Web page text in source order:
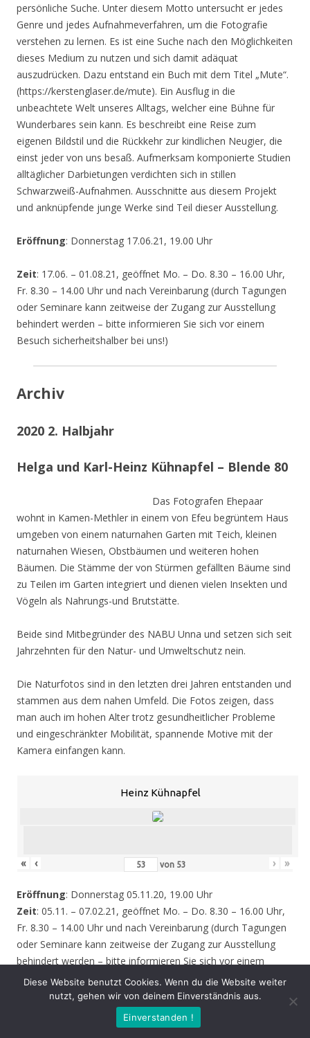
persönliche Suche. Unter diesem Motto untersucht er jedes
Genre und jedes Aufnahmeverfahren, um die Fotografie
verstehen zu lernen. Es ist eine Suche nach den Möglichkeiten
dieses Medium zu nutzen und sich damit adäquat
auszudrücken. Dazu entstand ein Buch mit dem Titel „Mute“.
(https://kerstenglaser.de/mute). Ein Ausflug in die
unbeachtete Welt unseres Alltags, welcher eine Bühne für
Wunderbares sein kann. Es beschreibt eine Reise zum
eigenen Bildstil und die Rückkehr zur kindlichen Neugier, die
einst jeder von uns besaß. Aufmerksam komponierte Studien
alltäglicher Darbietungen verdichten sich in stillen
Schwarzweiß-Aufnahmen. Ausschnitte aus diesem Projekt
und anknüpfende junge Werke sind Teil dieser Ausstellung.
Eröffnung: Donnerstag 17.06.21, 19.00 Uhr
Zeit: 17.06. – 01.08.21, geöffnet Mo. – Do. 8.30 – 16.00 Uhr,
Fr. 8.30 – 14.00 Uhr und nach Vereinbarung (durch Tagungen
oder Seminare kann zeitweise der Zugang zur Ausstellung
behindert werden – bitte informieren Sie sich vor einem
Besuch sicherheitshalber bei uns!)
Archiv
2020 2. Halbjahr
Helga und Karl-Heinz Kühnapfel – Blende 80
Das Fotografen Ehepaar
wohnt in Kamen-Methler in einem von Efeu begrüntem Haus
umgeben von einem naturnahen Garten mit Teich, kleinen
naturnahen Wiesen, Obstbäumen und weiteren hohen
Bäumen. Die Stämme der von Stürmen gefällten Bäume sind
zu Teilen im Garten integriert und dienen vielen Insekten und
Vögeln als Nahrungs-und Brutstätte.
Beide sind Mitbegründer des NABU Unna und setzen sich seit
Jahrzehnten für den Natur- und Umweltschutz nein.
Die Naturfotos sind in den letzten drei Jahren entstanden und
stammen aus dem nahen Umfeld. Die Fotos zeigen, dass
man auch im hohen Alter trotz gesundheitlicher Probleme
und eingeschränkter Mobilität, spannende Motive mit der
Kamera einfangen kann.
Heinz Kühnapfel
« ‹ von 53 › »
Eröffnung: Donnerstag 05.11.20, 19.00 Uhr
Zeit: 05.11. – 07.02.21, geöffnet Mo. – Do. 8.30 – 16.00 Uhr,
Fr. 8.30 – 14.00 Uhr und nach Vereinbarung (durch Tagungen
oder Seminare kann zeitweise der Zugang zur Ausstellung
behindert werden – bitte informieren Sie sich vor einem
Besuch sicherheitshalber bei uns!)
Diese Website benutzt Cookies. Wenn du die Website weiter
nutzt, gehen wir von deinem Einverständnis aus.
Einverstanden !